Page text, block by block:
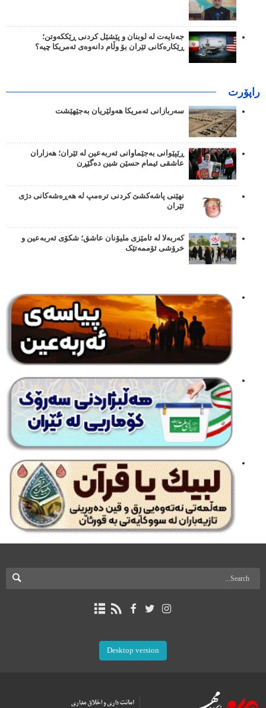
جەنایەت لە لوبنان و پێشێل کردنی ڕێککەوتن؛
ڕێکارەکانی ئێران بۆ وڵام دانەوەی ئەمریکا چیە؟
راپۆرت
سەربازانی ئەمریکا هەولێریان بەجێهێشت
ڕێپێوانی بەجێماوانی ئەربەعین لە ئێران؛ هەزاران
عاشقی ئیمام حسێن شین دەگێڕن
نهێنی پاشەکشێ کردنی ترەمپ لە هەڕەشەکانی دژی
ئێران
کەربەلا لە ئامێزی ملیۆنان عاشق؛ شکۆی ئەربەعین و
خرۆشی ئۆممەتێک
Desktop version